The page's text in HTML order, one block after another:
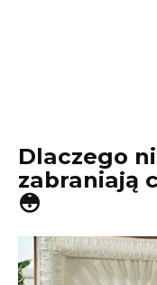
Dlaczego
zabraniają
😳